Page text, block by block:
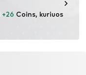
+26 Coins, kuriuos